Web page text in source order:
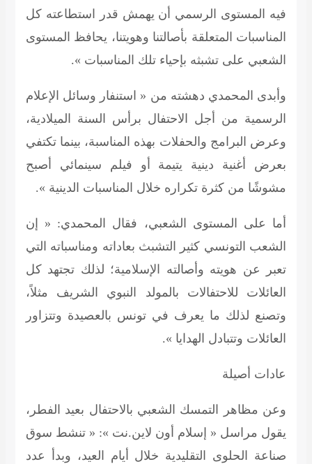
فيه المستوى الرسمي أن يهمش قدر استطاعته كل
المناسبات المتعلقة بأصالتنا وهويتنا، يحافظ المستوى
الشعبي على تشبثه بإحياء تلك المناسبات ».
وأبدى المحمدي دهشته من « استنفار وسائل الإعلام
الرسمية من أجل الاحتفال برأس السنة الميلادية،
وعرض البرامج والحفلات بهذه المناسبة، بينما تكتفي
بعرض أغنية دينية يتيمة أو فيلم سينمائي أصبح
مشوشًا من كثرة تكراره خلال المناسبات الدينية ».
أما على المستوى الشعبي، فقال المحمدي: « إن
الشعب التونسي كثير التشبث بعاداته ومناسباته التي
تعبر عن هويته وأصالته الإسلامية؛ لذلك تجتهد كل
العائلات للاحتفالات بالمولد النبوي الشريف مثلاً،
وتصنع لذلك ما يعرف في تونس بالعصيدة وتتزاور
العائلات وتتبادل الهدايا ».
عادات أصيلة
وعن مظاهر التمسك الشعبي بالاحتفال بعيد الفطر،
يقول مراسل « إسلام أون لاين.نت »: « تنشط سوق
صناعة الحلوى التقليدية خلال أيام العيد، وبدأ عدد